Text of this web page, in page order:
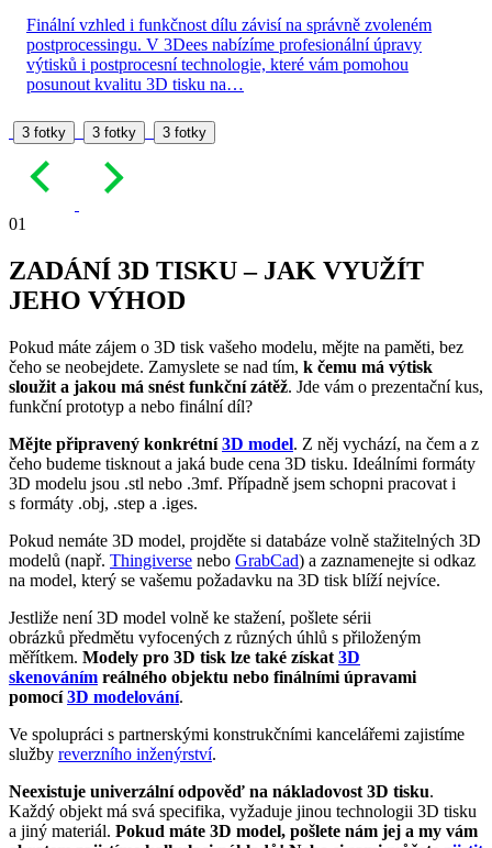
Finální vzhled i funkčnost dílu závisí na správně zvoleném
postprocessingu. V 3Dees nabízíme profesionální úpravy
výtisků i postprocesní technologie, které vám pomohou
posunout kvalitu 3D tisku na…
3 fotky 3 fotky 3 fotky
01
ZADÁNÍ 3D TISKU – JAK VYUŽÍT
JEHO VÝHOD
Pokud máte zájem o 3D tisk vašeho modelu, mějte na paměti, bez
čeho se neobejdete. Zamyslete se nad tím, k čemu má výtisk
sloužit a jakou má snést funkční zátěž. Jde vám o prezentační kus,
funkční prototyp a nebo finální díl?
Mějte připravený konkrétní3D model. Z něj vychází, na čem a z
čeho budeme tisknout a jaká bude cena 3D tisku. Ideálními formáty
3D modelu jsou .stl nebo .3mf. Případně jsem schopni pracovat i
s formáty .obj, .step a .iges.
Pokud nemáte 3D model, projděte si databáze volně stažitelných 3D
modelů (např. Thingiverse nebo GrabCad) a zaznamenejte si odkaz
na model, který se vašemu požadavku na 3D tisk blíží nejvíce.
Jestliže není 3D model volně ke stažení, pošlete sérii
obrázků předmětu vyfocených z různých úhlů s přiloženým
měřítkem. Modely pro 3D tisk lze také získat 3D
skenováním reálného objektu nebo finálními úpravami
pomocí3D modelování.
Ve spolupráci s partnerskými konstrukčními kancelářemi zajistíme
služby reverzního inženýrství.
Neexistuje univerzální odpověď na nákladovost 3D tisku.
Každý objekt má svá specifika, vyžaduje jinou technologii 3D tisku
a jiný materiál. Pokud máte 3D model, pošlete nám jej a my vám